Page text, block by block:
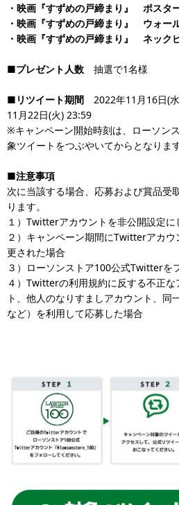
・映画『すずめの戸締まり』 ポスタ
・映画『すずめの戸締まり』 ウォー
・映画『すずめの戸締まり』 ネック
■プレゼント人数 抽選で1名様
■ リツイート期間 2022年11月16日(
11月22日(火) 23:59
※キャンペーン開始時刻は、ローソン
象ツイートをつぶやいてからとなります
■注意事項
次に当該する場合、応募および賞品受
ります。
１）Twitterアカウントを非公開設定に
２）キャンペーン期間にTwitterアカ
更された場合
３）ローソンストア100公式Twitterを
４）Twitterの利用規約に反する不正
ト、他人のなりすましアカウント、同
など）を利用して応募した場合